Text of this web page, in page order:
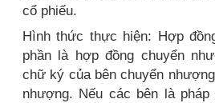
cổ phiếu.
Hình thức thực hiện: Hợp
phần là hợp đồng chuyển
chữ ký của bên chuyển
nhượng. Nếu các bên là